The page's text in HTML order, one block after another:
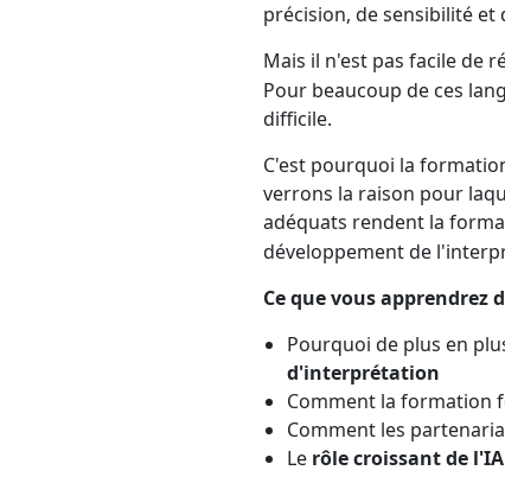
précision, de sensibilité
Mais il n'est pas facile de
Pour beaucoup de ces
difficile.
C'est pourquoi la
verrons la raison pour
adéquats rendent la
développement de
Ce que vous apprendrez
Pourquoi de plus en
d'interprétation
Comment la formation
Comment les
Le rôle croissant de l'IA